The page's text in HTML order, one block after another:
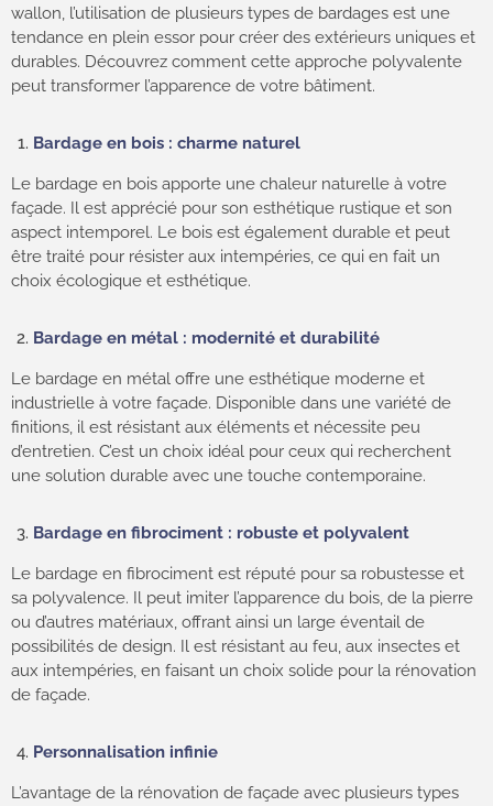
wallon, l’utilisation de plusieurs types de bardages est une
tendance en plein essor pour créer des extérieurs uniques et
durables. Découvrez comment cette approche polyvalente
peut transformer l’apparence de votre bâtiment.
Bardage en bois : charme naturel
Le bardage en bois apporte une chaleur naturelle à votre
façade. Il est apprécié pour son esthétique rustique et son
aspect intemporel. Le bois est également durable et peut
être traité pour résister aux intempéries, ce qui en fait un
choix écologique et esthétique.
Bardage en métal : modernité et durabilité
Le bardage en métal offre une esthétique moderne et
industrielle à votre façade. Disponible dans une variété de
finitions, il est résistant aux éléments et nécessite peu
d’entretien. C’est un choix idéal pour ceux qui recherchent
une solution durable avec une touche contemporaine.
Bardage en fibrociment : robuste et polyvalent
Le bardage en fibrociment est réputé pour sa robustesse et
sa polyvalence. Il peut imiter l’apparence du bois, de la pierre
ou d’autres matériaux, offrant ainsi un large éventail de
possibilités de design. Il est résistant au feu, aux insectes et
aux intempéries, en faisant un choix solide pour la rénovation
de façade.
Personnalisation infinie
L’avantage de la rénovation de façade avec plusieurs types